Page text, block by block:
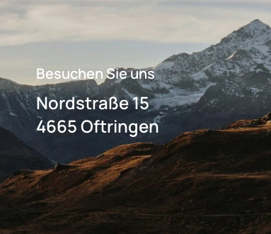
Besuchen Sie uns
Nordstraße 15
4665 Oftringen